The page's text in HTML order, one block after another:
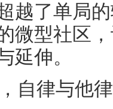
越了单局
微型社区
延伸。
自律与他